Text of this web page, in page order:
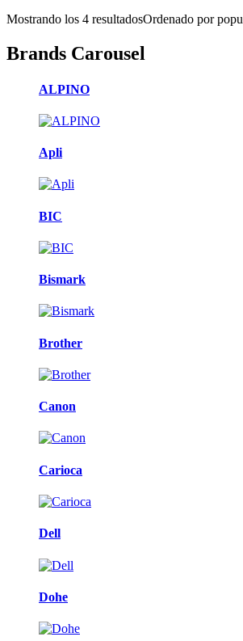
Mostrando los 4 resultadosOrdenado por
Brands Carousel
ALPINO
Apli
BIC
Bismark
Brother
Canon
Carioca
Dell
Dohe